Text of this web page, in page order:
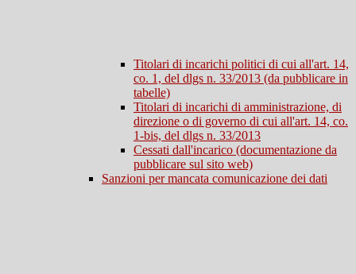
Titolari di incarichi politici di cui all'art. 14,
co. 1, del dlgs n. 33/2013 (da pubblicare in
tabelle)
Titolari di incarichi di amministrazione, di
direzione o di governo di cui all'art. 14, co.
1-bis, del dlgs n. 33/2013
Cessati dall'incarico (documentazione da
pubblicare sul sito web)
Sanzioni per mancata comunicazione dei dati